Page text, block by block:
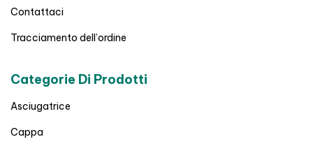
Contattaci
Tracciamento dell’ordine
Categorie Di Prodotti
Asciugatrice
Cappa